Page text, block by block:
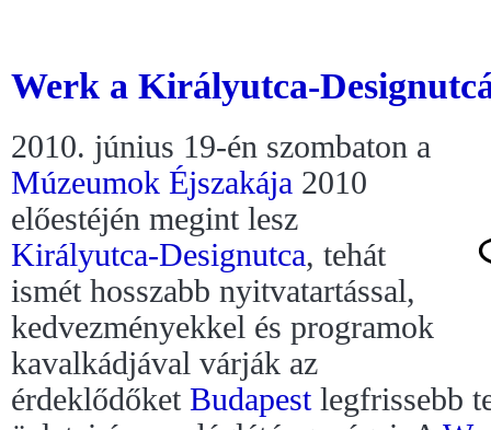
Werk a Királyutca-
2010. június 19-én szombaton a
Múzeumok Éjszakája 2010
előestéjén megint lesz
Királyutca-Designutca, tehát
ismét hosszabb nyitvatartással,
kedvezményekkel és programok
kavalkádjával várják az
érdeklődőket Budapestlegfrissebb